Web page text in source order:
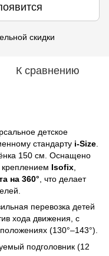
скидки
К сравнению
детское
стандарту i-Size
150 см. Оснащено
Isofix
на 360° , что делает
перевозка детей
хода движения, с
(130°–143°).
подголовник (12